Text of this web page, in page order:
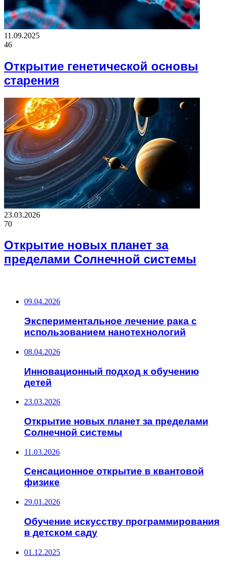
11.09.2025
46
Открытие генетической основы
старения
23.03.2026
70
Открытие новых планет за
пределами Солнечной системы
09.04.2026
Экспериментальное лечение рака с
использованием нанотехнологий
08.04.2026
Инновационный подход к обучению
детей
23.03.2026
Открытие новых планет за пределами
Солнечной системы
11.03.2026
Сенсационное открытие в квантовой
физике
29.01.2026
Обучение искусству программирования
в детском саду
01.12.2025